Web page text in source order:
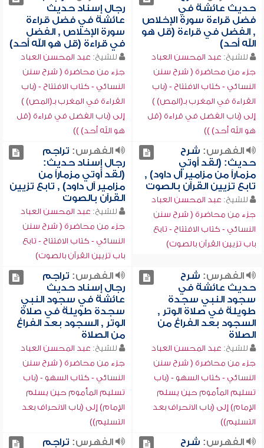
حديث عائشة في
فضل قراءة سورة الإخلاص
, الفضل في قراءة (قل هو
الله أحد)
للشيخ: عبد المحسن العباد
جزء من محاضرة ( شرح سنن
النسائي - كتاب الافتتاح - (باب
القراءة في المغرب بـ(المص) )
إلى (باب الفضل في قراءة (قل
هو الله أحد) ))
رجال إسناد حديث
عائشة في فضل قراءة
سورة الإخلاص , الفضل
في قراءة (قل هو الله أحد)
للشيخ: عبد المحسن العباد
جزء من محاضرة ( شرح سنن
النسائي - كتاب الافتتاح - (باب
القراءة في المغرب بـ(المص) )
إلى (باب الفضل في قراءة (قل
هو الله أحد) ))
الفهرس: شرح
حديث: (لقد أوتي
مزماراً من مزامير آل داود) ,
تابع تزيين القرآن بالصوت
للشيخ: عبد المحسن العباد
جزء من محاضرة ( شرح سنن
النسائي - كتاب الافتتاح - تابع
باب تزيين القرآن بالصوت)
الفهرس: تراجم
رجال إسناد حديث:
(لقد أوتي مزماراً من
مزامير آل داود) , تابع تزيين
القرآن بالصوت
للشيخ: عبد المحسن العباد
جزء من محاضرة ( شرح سنن
النسائي - كتاب الافتتاح - تابع
باب تزيين القرآن بالصوت)
الفهرس: شرح
حديث عائشة في
سجود النبي سجدة
طويلة في صلاة الوتر ,
السجود بعد الفراغ من
الصلاة
للشيخ: عبد المحسن العباد
جزء من محاضرة ( شرح سنن
النسائي - كتاب السهو - (باب
تسليم المأموم حين يسلم
الإمام) إلى (باب الانحراف بعد
التسليم))
الفهرس: تراجم
رجال إسناد حديث
عائشة في سجود النبي
سجدة طويلة في صلاة
الوتر , السجود بعد الفراغ
من الصلاة
للشيخ: عبد المحسن العباد
جزء من محاضرة ( شرح سنن
النسائي - كتاب السهو - (باب
تسليم المأموم حين يسلم
الإمام) إلى (باب الانحراف بعد
التسليم))
الفهرس: شرح
الفهرس: تراجم